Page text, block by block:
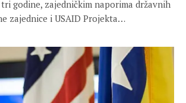
godine, zajedničkim naporima državnih
zajednice i USAID Projekta…